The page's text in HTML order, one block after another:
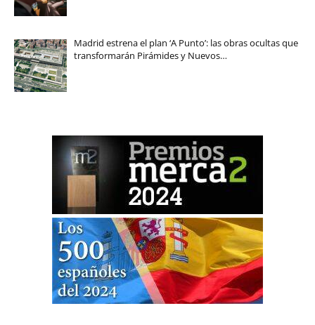
Madrid estrena el plan ‘A Punto’: las obras ocultas que
transformarán Pirámides y Nuevos…